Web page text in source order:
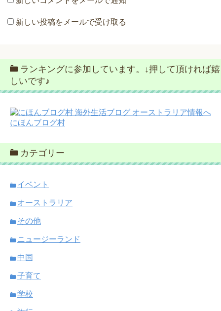
新しい投稿をメールで受け取る
ランキングに参加しています。↓押して頂ければ嬉
しいです♪
にほんブログ村
カテゴリー
イベント
オーストラリア
その他
ニュージーランド
中国
子育て
学校